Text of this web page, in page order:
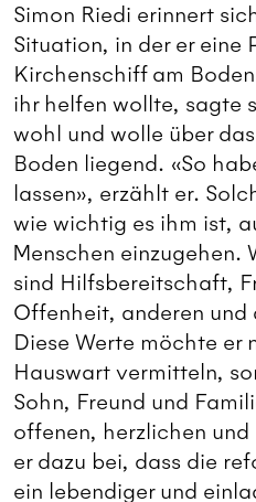
Simon Riedi erinnert
Situation, in der er eine
Kirchenschiff am
ihr helfen wollte, sagte
wohl und wolle über
Boden liegend. «So
lassen», erzählt er.
wie wichtig es ihm ist,
Menschen einzugehen.
sind Hilfsbereitschaft,
Offenheit, anderen und
Diese Werte möchte er
Hauswart vermitteln,
Sohn, Freund und
offenen, herzlichen
er dazu bei, dass die
ein lebendiger und